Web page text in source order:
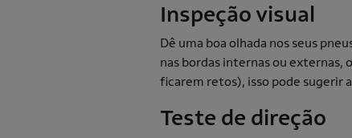
Inspeção visual
Dê uma boa olhada nos seus
nas bordas internas ou externas,
ficarem retos), isso pode sugerir
Teste de direção